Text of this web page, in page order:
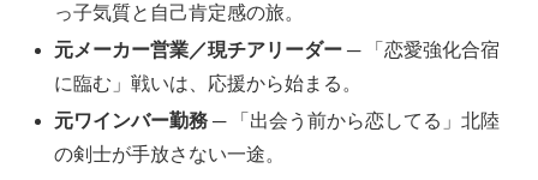
っ子気質と自己肯定感の旅。
元メーカー営業／現チアリーダー ─ 「恋愛強化合宿
に臨む」戦いは、応援から始まる。
元ワインバー勤務 ─ 「出会う前から恋してる」北陸
の剣士が手放さない一途。